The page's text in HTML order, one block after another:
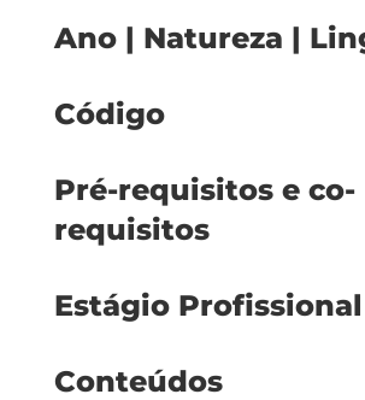
Ano | Natureza |
Código
Pré-requisitos e co-
requisitos
Estágio Profissional
Conteúdos